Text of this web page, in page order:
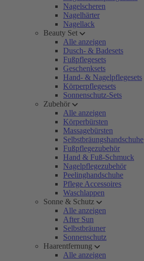
Nagelscheren
Nagelhärter
Nagellack
Beauty Set
Alle anzeigen
Dusch- & Badesets
Fußpflegesets
Geschenksets
Hand- & Nagelpflegesets
Körperpflegesets
Sonnenschutz-Sets
Zubehör
Alle anzeigen
Körperbürsten
Massagebürsten
Selbstbräungshandschuhe
Fußpflegezubehör
Hand & Fuß-Schmuck
Nagelpflegezubehör
Peelinghandschuhe
Pflege Accessoires
Waschlappen
Sonne & Schutz
Alle anzeigen
After Sun
Selbstbräuner
Sonnenschutz
Haarentfernung
Alle anzeigen